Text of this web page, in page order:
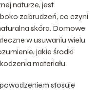
naturze, jest
zabrudzeń, co czyni
skóra. Domowe
w usuwaniu wielu
jakie środki
materiału.
stosuje